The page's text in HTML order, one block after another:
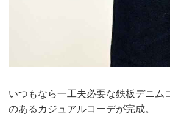
いつもなら一工夫必要な鉄板デニ
のあるカジュアルコーデが完成。